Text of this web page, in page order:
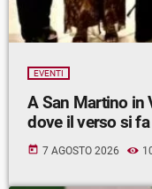
EVENTI
A San Martino in
dove il verso si fa
today 7 AGOSTO 2026